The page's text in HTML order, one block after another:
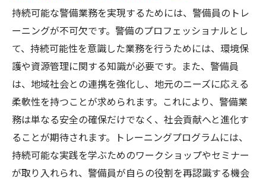
情報化時代における倫理と法令遵守の強化
持続可能な警備業務を実現するためには、警備員のトレ
ーニングが不可欠です。警備のプロフェッショナルとし
て、持続可能性を意識した業務を行うためには、環境保
護や資源管理に関する知識が必要です。また、警備員
は、地域社会との連携を強化し、地元のニーズに応える
柔軟性を持つことが求められます。これにより、警備業
務は単なる安全の確保だけでなく、社会貢献へと進化す
ることが期待されます。トレーニングプログラムには、
持続可能な実践を学ぶためのワークショップやセミナー
が取り入れられ、警備員が自らの役割を再認識する機会